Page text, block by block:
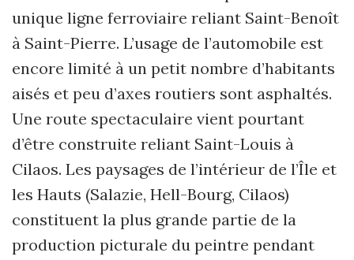
unique ligne ferroviaire reliant Saint-Benoît
à Saint-Pierre. L’usage de l’automobile est
encore limité à un petit nombre d’habitants
aisés et peu d’axes routiers sont asphaltés.
Une route spectaculaire vient pourtant
d’être construite reliant Saint-Louis à
Cilaos. Les paysages de l’intérieur de l’Île et
les Hauts (Salazie, Hell-Bourg, Cilaos)
constituent la plus grande partie de la
production picturale du peintre pendant